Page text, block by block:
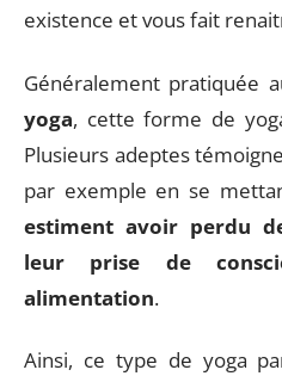
existence et vous fait
Généralement pratiquée
yoga, cette forme de
Plusieurs adeptes
par exemple en se
estiment avoir perdu
leur prise de
alimentation.
Ainsi, ce type de yoga